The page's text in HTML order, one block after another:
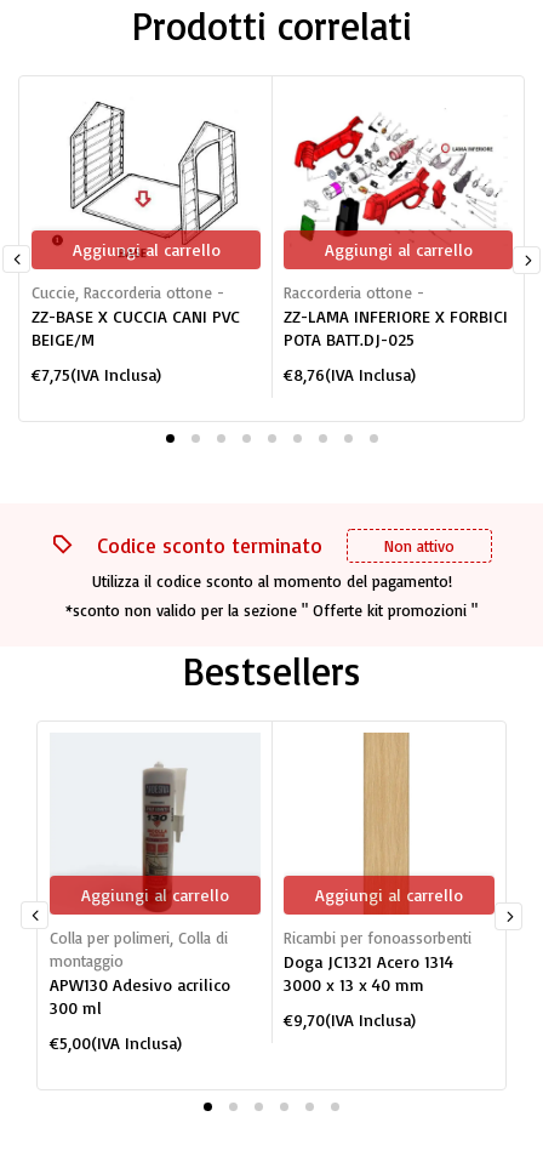
Prodotti correlati
Aggiungi al carrello
Cuccie, Raccorderia ottone -
ZZ-BASE X CUCCIA CANI PVC
BEIGE/M
€7,75(IVA Inclusa)
Aggiungi al carrello
Raccorderia ottone -
ZZ-LAMA INFERIORE X FORBICI
POTA BATT.DJ-025
€8,76(IVA Inclusa)
Codice sconto terminato
Non attivo
Utilizza il codice sconto al momento del pagamento!
*sconto non valido per la sezione " Offerte kit promozioni "
Bestsellers
Aggiungi al carrello
Colla per polimeri, Colla di
montaggio
APW130 Adesivo acrilico
300 ml
€5,00(IVA Inclusa)
Aggiungi al carrello
Ricambi per fonoassorbenti
Doga JC1321 Acero 1314
3000 x 13 x 40 mm
€9,70(IVA Inclusa)